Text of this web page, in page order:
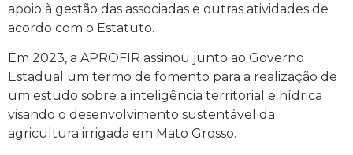
apoio à gestão das associadas e outras atividades de
acordo com o Estatuto.
Em 2023, a APROFIR assinou junto ao Governo
Estadual um termo de fomento para a realização de
um estudo sobre a inteligência territorial e hídrica
visando o desenvolvimento sustentável da
agricultura irrigada em Mato Grosso.